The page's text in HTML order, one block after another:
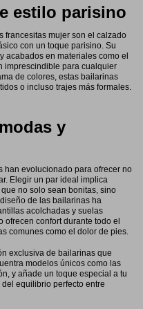
estilo parisino
francesitas mujer son el calzado
con un toque parisino. Su
acabados en materiales como el
imprescindible para cualquier
de colores, estas bailarinas
o incluso trajes más formales.
y
han evolucionado para ofrecer no
Elegir un par ideal implica
no solo sean bonitas, sino
de las bailarinas ha
acolchadas y suelas
confort durante todo el
comunes como el dolor de pies.
exclusiva de bailarinas que
modelos únicos como las
y añade un toque especial a tu
equilibrio perfecto entre